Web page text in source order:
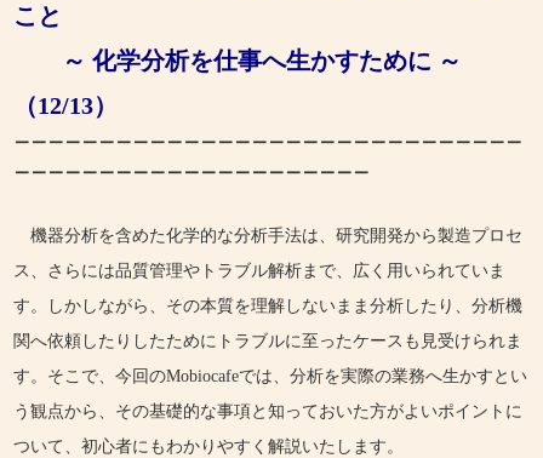
こと
～ 化学分析を仕事へ生かすために ～
（12/13）
－－－－－－－－－－－－－－－－－－－－－－－－－－－－－－
－－－－－－－－－－－－－－－－－－－－－
機器分析を含めた化学的な分析手法は、研究開発から製造プロセ
ス、さらには品質管理やトラブル解析まで、広く用いられていま
す。しかしながら、その本質を理解しないまま分析したり、分析機
関へ依頼したりしたためにトラブルに至ったケースも見受けられま
す。そこで、今回のMobiocafeでは、分析を実際の業務へ生かすとい
う観点から、その基礎的な事項と知っておいた方がよいポイントに
ついて、初心者にもわかりやすく解説いたします。